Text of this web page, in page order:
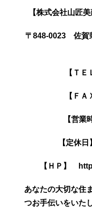
【株式会社山匠
〒848-0023 佐賀
【Ｔ
【Ｆ
【営業
【定休
【ＨＰ】
あなたの大切な住
つお手伝いをいた